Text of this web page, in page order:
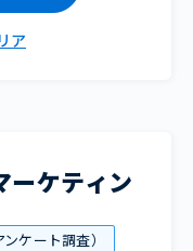
ア
ーケティン
ケート調査）